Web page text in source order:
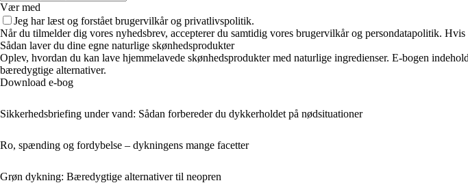
Vær med
Jeg har læst og forstået brugervilkår og privatlivspolitik.
Når du tilmelder dig vores nyhedsbrev, accepterer du samtidig vores brugervilkår og persondatapolitik.
Sådan laver du dine egne naturlige skønhedsprodukter
Oplev, hvordan du kan lave hjemmelavede skønhedsprodukter med naturlige ingredienser. E-bogen
bæredygtige alternativer.
Download e-bog
Sikkerhedsbriefing under vand: Sådan forbereder du dykkerholdet på nødsituationer
Ro, spænding og fordybelse – dykningens mange facetter
Grøn dykning: Bæredygtige alternativer til neopren